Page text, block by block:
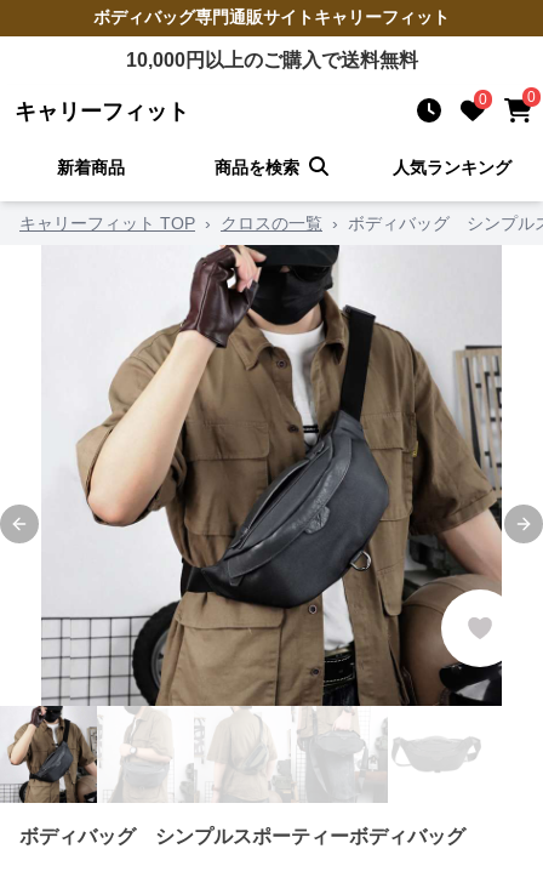
ボディバッグ専門通販サイトキャリーフィット
10,000円以上のご購入で送料無料
キャリーフィット 0 0
新着商品 商品を検索 人気ランキング
キャリーフィット TOP › クロスの一覧 › ボディバッグ シンプル
Previous slide
ボディバッグ シンプルスポーティーボディバッグ